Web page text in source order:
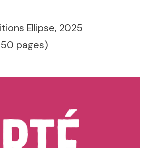
Ellipse, 2025
pages)